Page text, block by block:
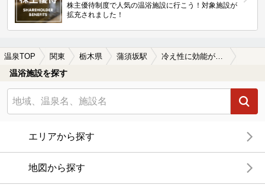
株主優待制度で人気の温浴施設に行こう！対象施設が
拡充されました！
温泉TOP 関東 栃木県 蒲須坂駅
温浴施設を探す
エリアから探す
地図から探す